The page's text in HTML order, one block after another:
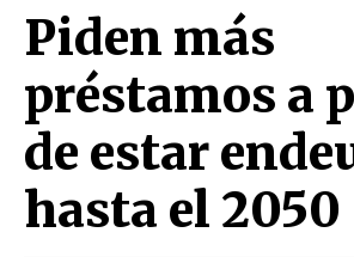
Piden más
préstamos a
de estar
hasta el 2050